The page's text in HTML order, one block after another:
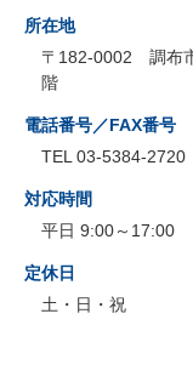
所在地
〒182-0002 調布
階
電話番号／FAX番号
TEL 03-5384-
対応時間
平日 9:00～17:00
定休日
土・日・祝